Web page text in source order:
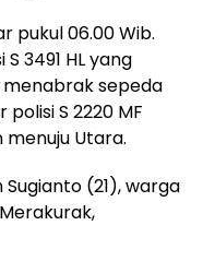
pukul 06.00 Wib.
3491 HL yang
sepeda
S 2220 MF
Utara.
(21), warga